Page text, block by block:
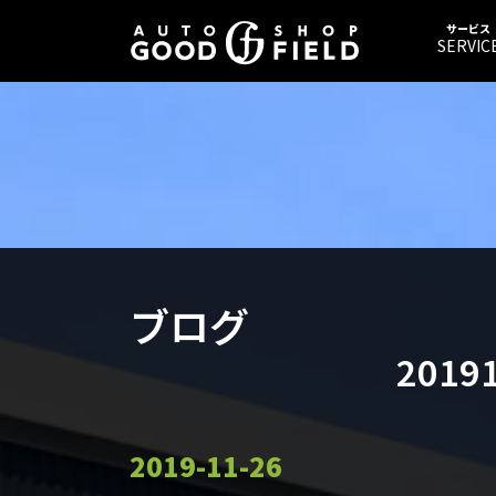
サービス
ブログ
2019-11-26